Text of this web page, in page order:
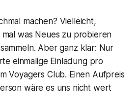
machen? Vielleicht,
mal was Neues zu probieren
Aber ganz klar: Nur
einmalige Einladung pro
Voyagers Club. Einen Aufpreis
wäre es uns nicht wert